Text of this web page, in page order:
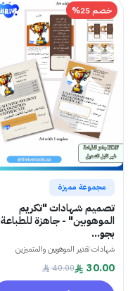
خصم 25%
مجموعة مميزة
تصميم شهادات "تكريم
الموهوبين" - جاهزة للطباعة
بجو...
شهادات تقدير الموهوبين والمتميزين
30.00
40.00